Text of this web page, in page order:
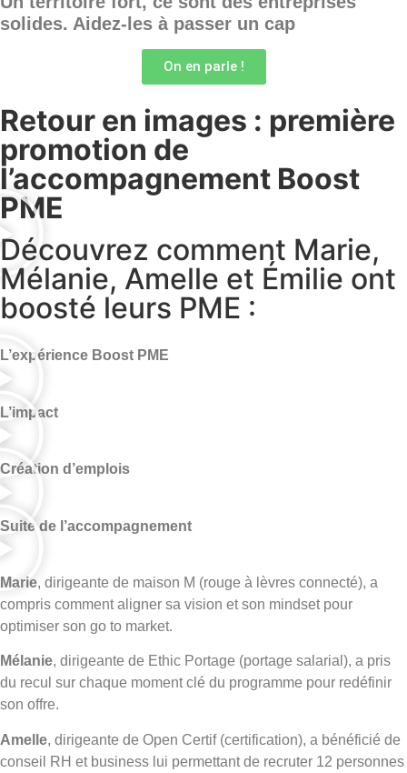
solides. Aidez-les à passer un cap
On en parle !
Retour en images : première
promotion de
l’accompagnement Boost
PME
Découvrez comment Marie,
Mélanie, Amelle et Émilie ont
boosté leurs PME :
L’expérience Boost PME
L’impact
Création d’emplois
Suite de l’accompagnement
Marie, dirigeante de maison M (rouge à lèvres connecté), a
compris comment aligner sa vision et son mindset pour
optimiser son go to market.
Mélanie, dirigeante de Ethic Portage (portage salarial), a pris
du recul sur chaque moment clé du programme pour redéfinir
son offre.
Amelle, dirigeante de Open Certif (certification), a bénéficié de
conseil RH et business lui permettant de recruter 12 personnes